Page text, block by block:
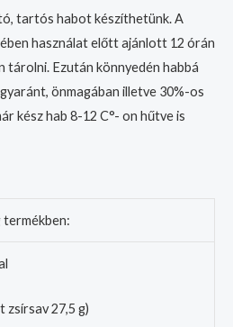
tartós habot készíthetünk. A
használat előtt ajánlott 12 órán
tárolni. Ezután könnyedén habbá
önmagában illetve 30%-os
kész hab 8-12 C°- on hűtve is
zsírsav 27,5 g)